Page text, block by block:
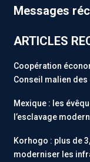
Messages
ARTICLES
Coopération
Conseil malien
Mexique : les
l’esclavage
Korhogo : plus de
moderniser les